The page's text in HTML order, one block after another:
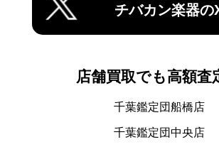
チバカン楽器の
店舗買取でも高額査
千葉鑑定団船橋店
千葉鑑定団中央店